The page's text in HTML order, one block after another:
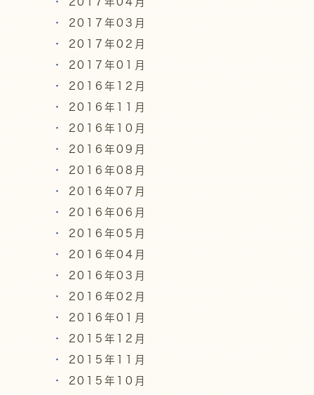
2017年03月
2017年02月
2017年01月
2016年12月
2016年11月
2016年10月
2016年09月
2016年08月
2016年07月
2016年06月
2016年05月
2016年04月
2016年03月
2016年02月
2016年01月
2015年12月
2015年11月
2015年10月